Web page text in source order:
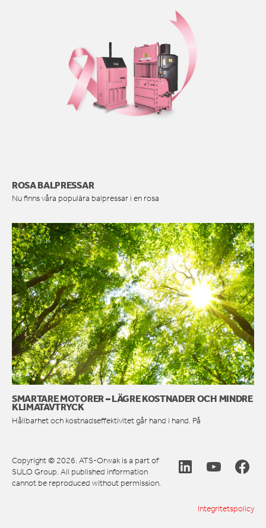
ROSA BALPRESSAR
Nu finns våra populära balpressar i en rosa
SMARTARE MOTORER – LÄGRE KOSTNADER OCH MINDRE
KLIMATAVTRYCK
Hållbarhet och kostnadseffektivitet går hand i hand. På
Copyright © 2026. ATS-Orwak is a part of
SULO Group. All published information
cannot be reproduced without permission.
Integritetspolicy